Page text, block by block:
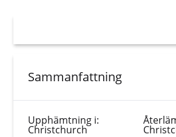
Sammanfattning
Upphämtning i:
Christchurch